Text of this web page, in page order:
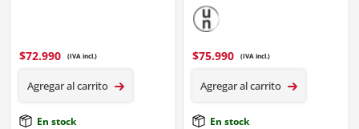
$72.990 (IVA incl.)
Agregar al carrito
En stock
$75.990 (IVA incl.)
Agregar al carrito
En stock